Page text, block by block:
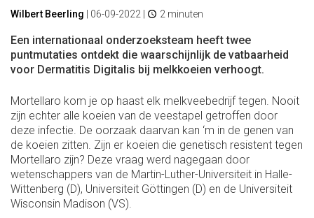
Wilbert Beerling 06-09-2022 2 minuten
Een internationaal onderzoeksteam heeft twee
puntmutaties ontdekt die waarschijnlijk de vatbaarheid
voor Dermatitis Digitalis bij melkkoeien verhoogt.
Mortellaro kom je op haast elk melkveebedrijf tegen. Nooit
zijn echter alle koeien van de veestapel getroffen door
deze infectie. De oorzaak daarvan kan ‘m in de genen van
de koeien zitten. Zijn er koeien die genetisch resistent tegen
Mortellaro zijn? Deze vraag werd nagegaan door
wetenschappers van de Martin-Luther-Universiteit in Halle-
Wittenberg (D), Universiteit Göttingen (D) en de Universiteit
Wisconsin Madison (VS).